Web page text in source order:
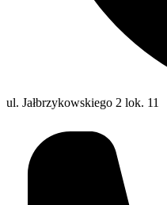
ul. Jałbrzykowskiego 2 lok. 11